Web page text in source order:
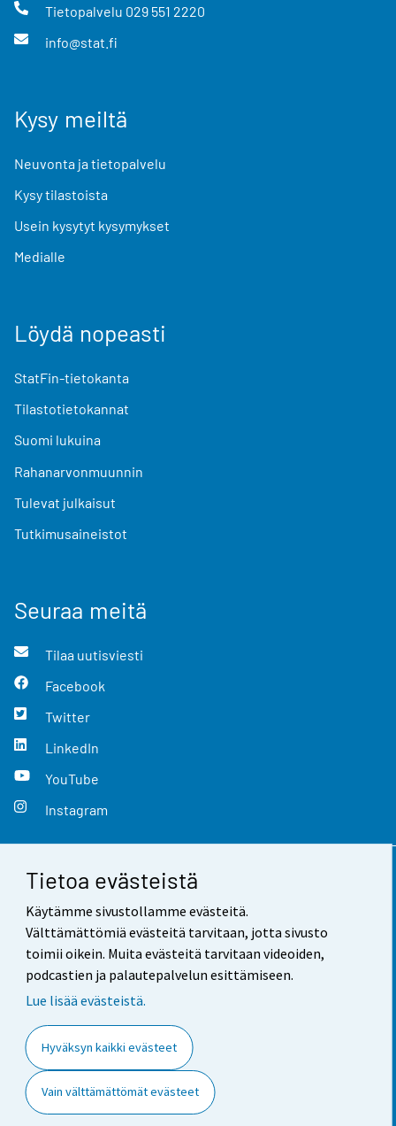
Tietoa evästeistä
Käytämme sivustollamme evästeitä.
Välttämättömiä evästeitä tarvitaan, jotta sivusto
toimii oikein. Muita evästeitä tarvitaan videoiden,
podcastien ja palautepalvelun esittämiseen.
Lue lisää evästeistä.
Hyväksyn kaikki evästeet
Vain välttämättömät evästeet
Tietopalvelu 029 551 2220
info@stat.fi
Kysy meiltä
Neuvonta ja tietopalvelu
Kysy tilastoista
Usein kysytyt kysymykset
Medialle
Löydä nopeasti
StatFin-tietokanta
Tilastotietokannat
Suomi lukuina
Rahanarvonmuunnin
Tulevat julkaisut
Tutkimusaineistot
Seuraa meitä
Tilaa uutisviesti
Facebook
Twitter
LinkedIn
YouTube
Instagram
Yhteystiedot
Palaute
Käyttöehdot
Saavutettavuus
Tietoa sivustosta
Evästeasetukset